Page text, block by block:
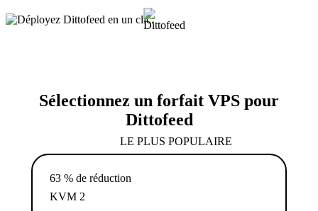
Sélectionnez un forfait VPS pour
Dittofeed
LE PLUS POPULAIRE
63 % de réduction
KVM 2